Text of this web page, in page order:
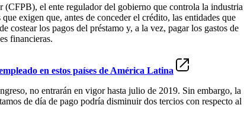
el ente regulador del gobierno que controla la industria
exigen que, antes de conceder el crédito, las entidades que
costear los pagos del préstamo y, a la vez, pagar los gastos de
financieras.
en estos países de América Latina
no entrarán en vigor hasta julio de 2019. Sin embargo, la
de día de pago podría disminuir dos tercios con respecto al